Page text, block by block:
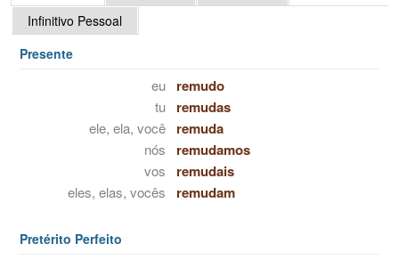
Infinitivo Pessoal
Presente
eu remudo
tu remudas
ele, ela, você remuda
nós remudamos
vos remudais
eles, elas, vocês remudam
Pretérito Perfeito